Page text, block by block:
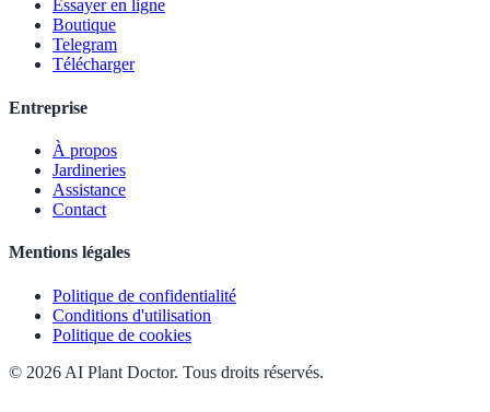
Essayer en ligne
Boutique
Telegram
Télécharger
Entreprise
À propos
Jardineries
Assistance
Contact
Mentions légales
Politique de confidentialité
Conditions d'utilisation
Politique de cookies
© 2026 AI Plant Doctor. Tous droits réservés.